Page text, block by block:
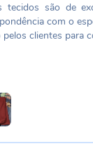
são de
com o
clientes para